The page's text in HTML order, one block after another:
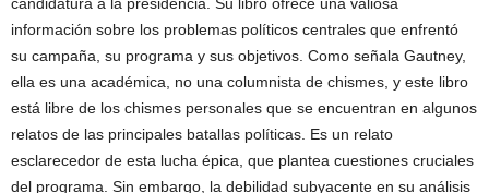
información sobre los problemas políticos centrales que enfrentó
su campaña, su programa y sus objetivos. Como señala Gautney,
ella es una académica, no una columnista de chismes, y este libro
está libre de los chismes personales que se encuentran en algunos
relatos de las principales batallas políticas. Es un relato
esclarecedor de esta lucha épica, que plantea cuestiones cruciales
del programa. Sin embargo, la debilidad subyacente en su análisis